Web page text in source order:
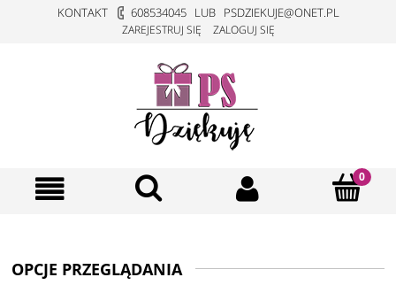
KONTAKT 608534045LUB PSDZIEKUJE@ONET.PL
ZAREJESTRUJ SIĘ ZALOGUJ SIĘ
OPCJE PRZEGLĄDANIA